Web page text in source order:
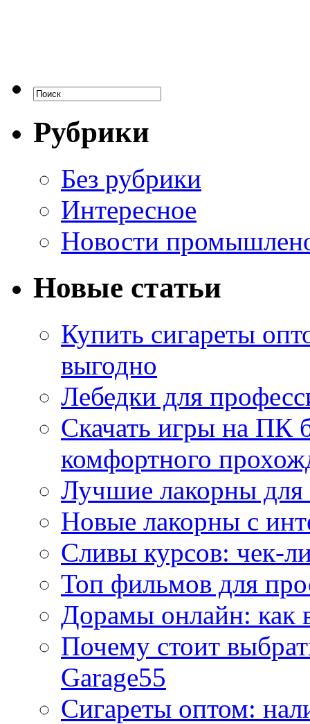
Рубрики
Без рубрики
Интересное
Новости
Новые статьи
Купить сигареты
выгодно
Лебедки для
Скачать игры на ПК
комфортного
Лучшие лакорны для
Новые лакорны с
Сливы курсов: чек-
Топ фильмов для
Дорамы онлайн: как
Почему стоит
Garage55
Сигареты оптом: